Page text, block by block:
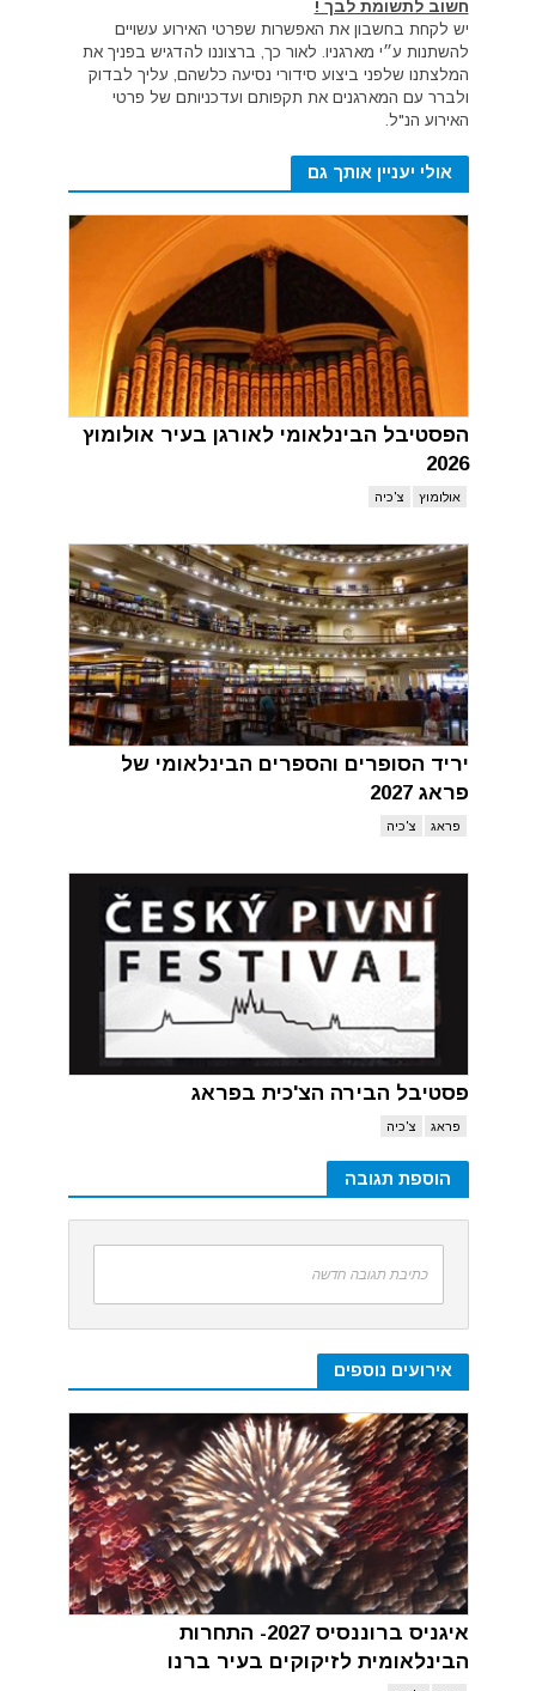
חשוב לתשומת לבך !
יש לקחת בחשבון את האפשרות שפרטי האירוע עשויים
להשתנות ע״י מארגניו. לאור כך, ברצוננו להדגיש בפניך את
המלצתנו שלפני ביצוע סידורי נסיעה כלשהם, עליך לבדוק
ולברר עם המארגנים את תקפותם ועדכניותם של פרטי
האירוע הנ"ל.
אולי יעניין אותך גם
הפסטיבל הבינלאומי לאורגן בעיר אולומוץ
2026
אולומוץ צ'כיה
יריד הסופרים והספרים הבינלאומי של
פראג 2027
פראג צ'כיה
פסטיבל הבירה הצ'כית בפראג
פראג צ'כיה
הוספת תגובה
כתיבת תגובה חדשה
אירועים נוספים
איגניס ברוננסיס 2027- התחרות
הבינלאומית לזיקוקים בעיר ברנו